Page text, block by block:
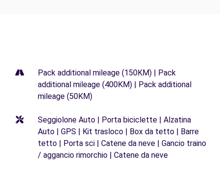
Pack additional mileage (150KM) | Pack
additional mileage (400KM) | Pack additional
mileage (50KM)
Seggiolone Auto | Porta biciclette | Alzatina
Auto | GPS | Kit trasloco | Box da tetto | Barre
tetto | Porta sci | Catene da neve | Gancio traino
/ aggancio rimorchio | Catene da neve